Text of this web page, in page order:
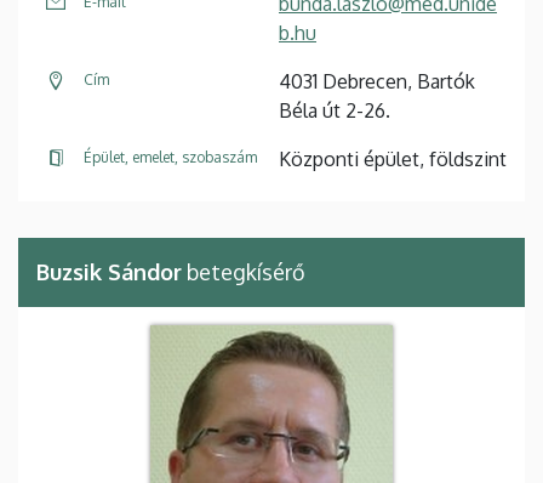
b.hu
Cím
4031 Debrecen, Bartók
Béla út 2-26.
Épület, emelet, szobaszám Központi épület, földszint
Buzsik Sándor betegkísérő